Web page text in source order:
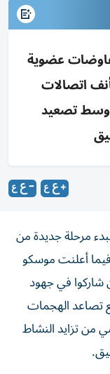
عضوية
اتصالات
وسط تصعيد
مرحلة جديدة من
فيما أعلنت موسكو
شاركوا في جهود
تصاعد الهجمات
من تزايد النشاط